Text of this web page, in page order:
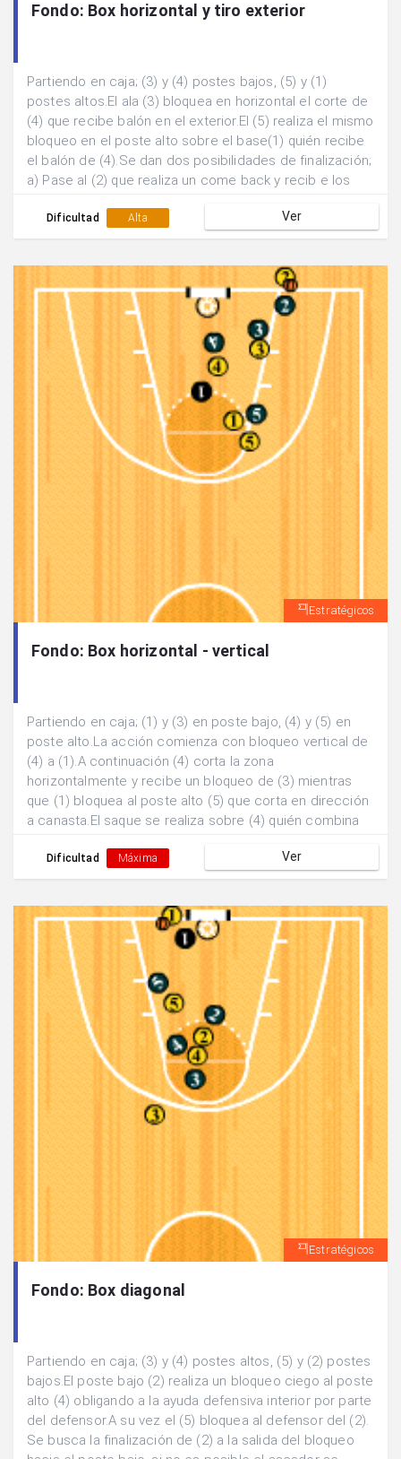
Fondo: Box horizontal y tiro exterior
Partiendo en caja; (3) y (4) postes bajos, (5) y (1)
postes altos.El ala (3) bloquea en horizontal el corte de
(4) que recibe balón en el exterior.El (5) realiza el mismo
bloqueo en el poste alto sobre el base(1) quién recibe
el balón de (4).Se dan dos posibilidades de finalización;
a) Pase al (2) que realiza un come back y recib e los
de (5) para lanzamiento extrior.
Dificultad Alta Ver
Estratégicos
Fondo: Box horizontal - vertical
Partiendo en caja; (1) y (3) en poste bajo, (4) y (5) en
poste alto.La acción comienza con bloqueo vertical de
(4) a (1).A continuación (4) corta la zona
horizontalmente y recibe un bloqueo de (3) mientras
que (1) bloquea al poste alto (5) que corta en dirección
a canasta.El saque se realiza sobre (4) quién combina
tras bloqueo de (5) para lanzamiento exterior.
Dificultad Máxima Ver
Estratégicos
Fondo: Box diagonal
Partiendo en caja; (3) y (4) postes altos, (5) y (2) postes
bajos.El poste bajo (2) realiza un bloqueo ciego al poste
alto (4) obligando a la ayuda defensiva interior por parte
del defensor.A su vez el (5) bloquea al defensor del (2).
Se busca la finalización de (2) a la salida del bloqueo